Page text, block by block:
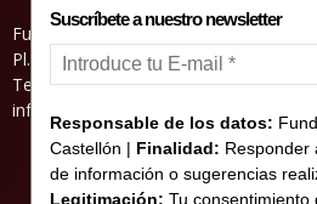
Fundació Caixa Castelló • Casa Abadía
Pl. de l’Herba, s/nº. 12001 Castelló de la
Telèfon 964 232 551 • Fax 964 231
informacion@fundacioncajacastellon.es
Suscríbete a nuestro newsletter
Responsable de los datos:
Castellón | Finalidad: Responder
de información o sugerencias
Legitimación: Tu consentimiento